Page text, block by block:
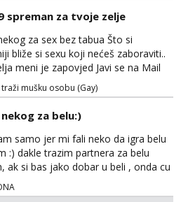
spreman za tvoje zelje
za sex bez tabua Što si
bliže si sexu koji nećeš zaboraviti..
meni je zapovjed Javi se na Mail
mušku osobu (Gay)
za belu:)
samo jer mi fali neko da igra belu
:) dakle trazim partnera za belu
ak si bas jako dobar u beli , onda cu
za dalje Klikni na link ispod i nadji me
te!